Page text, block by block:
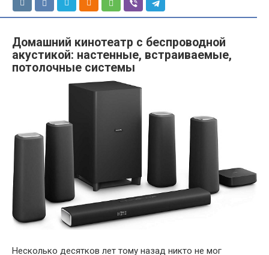
Домашний кинотеатр с беспроводной
акустикой: настенные, встраиваемые,
потолочные системы
Несколько десятков лет тому назад никто не мог